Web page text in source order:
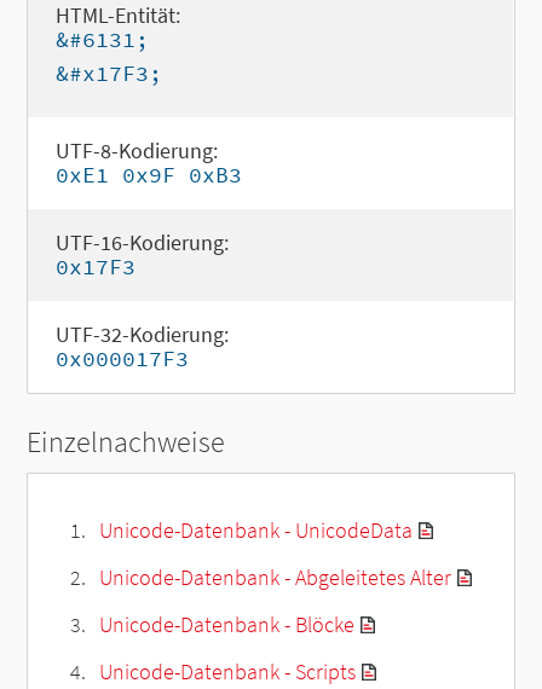
HTML-Entität:
&#6131;
&#x17F3;
UTF-8-Kodierung:
0xE1 0x9F 0xB3
UTF-16-Kodierung:
0x17F3
UTF-32-Kodierung:
0x000017F3
Einzelnachweise
Unicode-Datenbank - UnicodeData
Unicode-Datenbank - Abgeleitetes Alter
Unicode-Datenbank - Blöcke
Unicode-Datenbank - Scripts